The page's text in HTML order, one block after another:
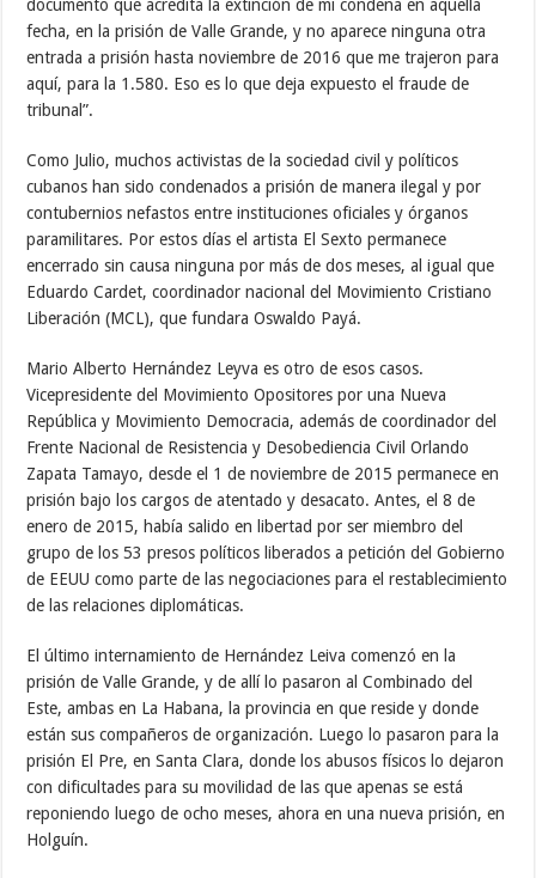
documento que acredita la extinción de mi condena en aquella
fecha, en la prisión de Valle Grande, y no aparece ninguna otra
entrada a prisión hasta noviembre de 2016 que me trajeron para
aquí, para la 1.580. Eso es lo que deja expuesto el fraude de
tribunal”.
Como Julio, muchos activistas de la sociedad civil y políticos
cubanos han sido condenados a prisión de manera ilegal y por
contubernios nefastos entre instituciones oficiales y órganos
paramilitares. Por estos días el artista El Sexto permanece
encerrado sin causa ninguna por más de dos meses, al igual que
Eduardo Cardet, coordinador nacional del Movimiento Cristiano
Liberación (MCL), que fundara Oswaldo Payá.
Mario Alberto Hernández Leyva es otro de esos casos.
Vicepresidente del Movimiento Opositores por una Nueva
República y Movimiento Democracia, además de coordinador del
Frente Nacional de Resistencia y Desobediencia Civil Orlando
Zapata Tamayo, desde el 1 de noviembre de 2015 permanece en
prisión bajo los cargos de atentado y desacato. Antes, el 8 de
enero de 2015, había salido en libertad por ser miembro del
grupo de los 53 presos políticos liberados a petición del Gobierno
de EEUU como parte de las negociaciones para el restablecimiento
de las relaciones diplomáticas.
El último internamiento de Hernández Leiva comenzó en la
prisión de Valle Grande, y de allí lo pasaron al Combinado del
Este, ambas en La Habana, la provincia en que reside y donde
están sus compañeros de organización. Luego lo pasaron para la
prisión El Pre, en Santa Clara, donde los abusos físicos lo dejaron
con dificultades para su movilidad de las que apenas se está
reponiendo luego de ocho meses, ahora en una nueva prisión, en
Holguín.